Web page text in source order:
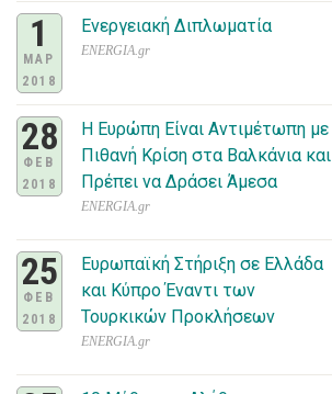
1
ΜΑΡ
2018
Ενεργειακή Διπλωματία
ENERGIA.gr
28
ΦΕΒ
2018
Η Ευρώπη Είναι Αντιμέτωπη με
Πιθανή Κρίση στα Βαλκάνια και
Πρέπει να Δράσει Άμεσα
ENERGIA.gr
25
ΦΕΒ
2018
Ευρωπαϊκή Στήριξη σε Ελλάδα
και Κύπρο Έναντι των
Τουρκικών Προκλήσεων
ENERGIA.gr